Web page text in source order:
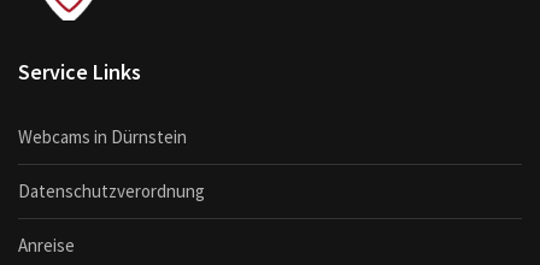
Service Links
Webcams in Dürnstein
Datenschutzverordnung
Anreise